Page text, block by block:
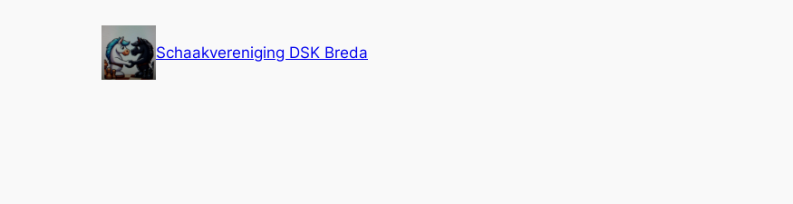
Schaakvereniging DSK Breda